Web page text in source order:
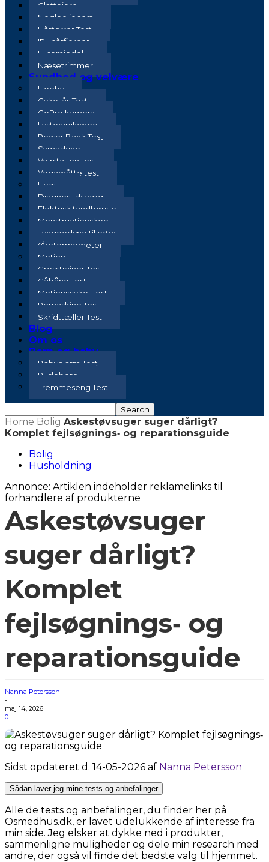
Glattejern
Negleolie test
Hårtørrer Test
IPL hårfjerner
Lusemiddel
Næsetrimmer
Sundhed og velvære
Hobby
Cykellås Test
GoPro kamera
Lysterapilampe
Power Bank Test
Symaskine
Vejrstation test
Yogamåtte test
Livsstil
Diagnostisk vægt
Elektrisk tandbørste
Menstruationskop
Tyngdedyne til børn
Øretermometer
Motion
Crosstrainer Test
Gåbånd Test
Motionscykel Test
Romaskine Test
Skridttæller Test
Blog
Om os
Børn og baby
Babyalarm Test
Puslebord
Tremmeseng Test
Home Bolig Askestøvsuger suger dårligt?
Komplet fejlsøgnings‑ og reparationsguide
Bolig
Husholdning
Annonce: Artiklen indeholder reklamelinks til
forhandlere af produkterne
Askestøvsuger
suger dårligt?
Komplet
fejlsøgnings‑ og
reparationsguide
Nanna Petersson
-
maj 14, 2026
0
Sidst opdateret d. 14-05-2026 af Nanna Petersson
Sådan laver jeg mine tests og anbefalinger
Alle de tests og anbefalinger, du finder her på
Osmedhus.dk, er lavet udelukkende af interesse fra
min side. Jeg elsker at dykke ned i produkter,
sammenligne muligheder og dele min research med
andre, der også vil finde det bedste valg til hjemmet.